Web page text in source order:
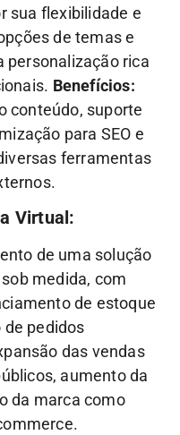
sua flexibilidade e
de temas e
personalização rica
Benefícios:
conteúdo, suporte
para SEO e
ferramentas
Virtual:
de uma solução
medida, com
de estoque
pedidos
das vendas
aumento da
da marca como